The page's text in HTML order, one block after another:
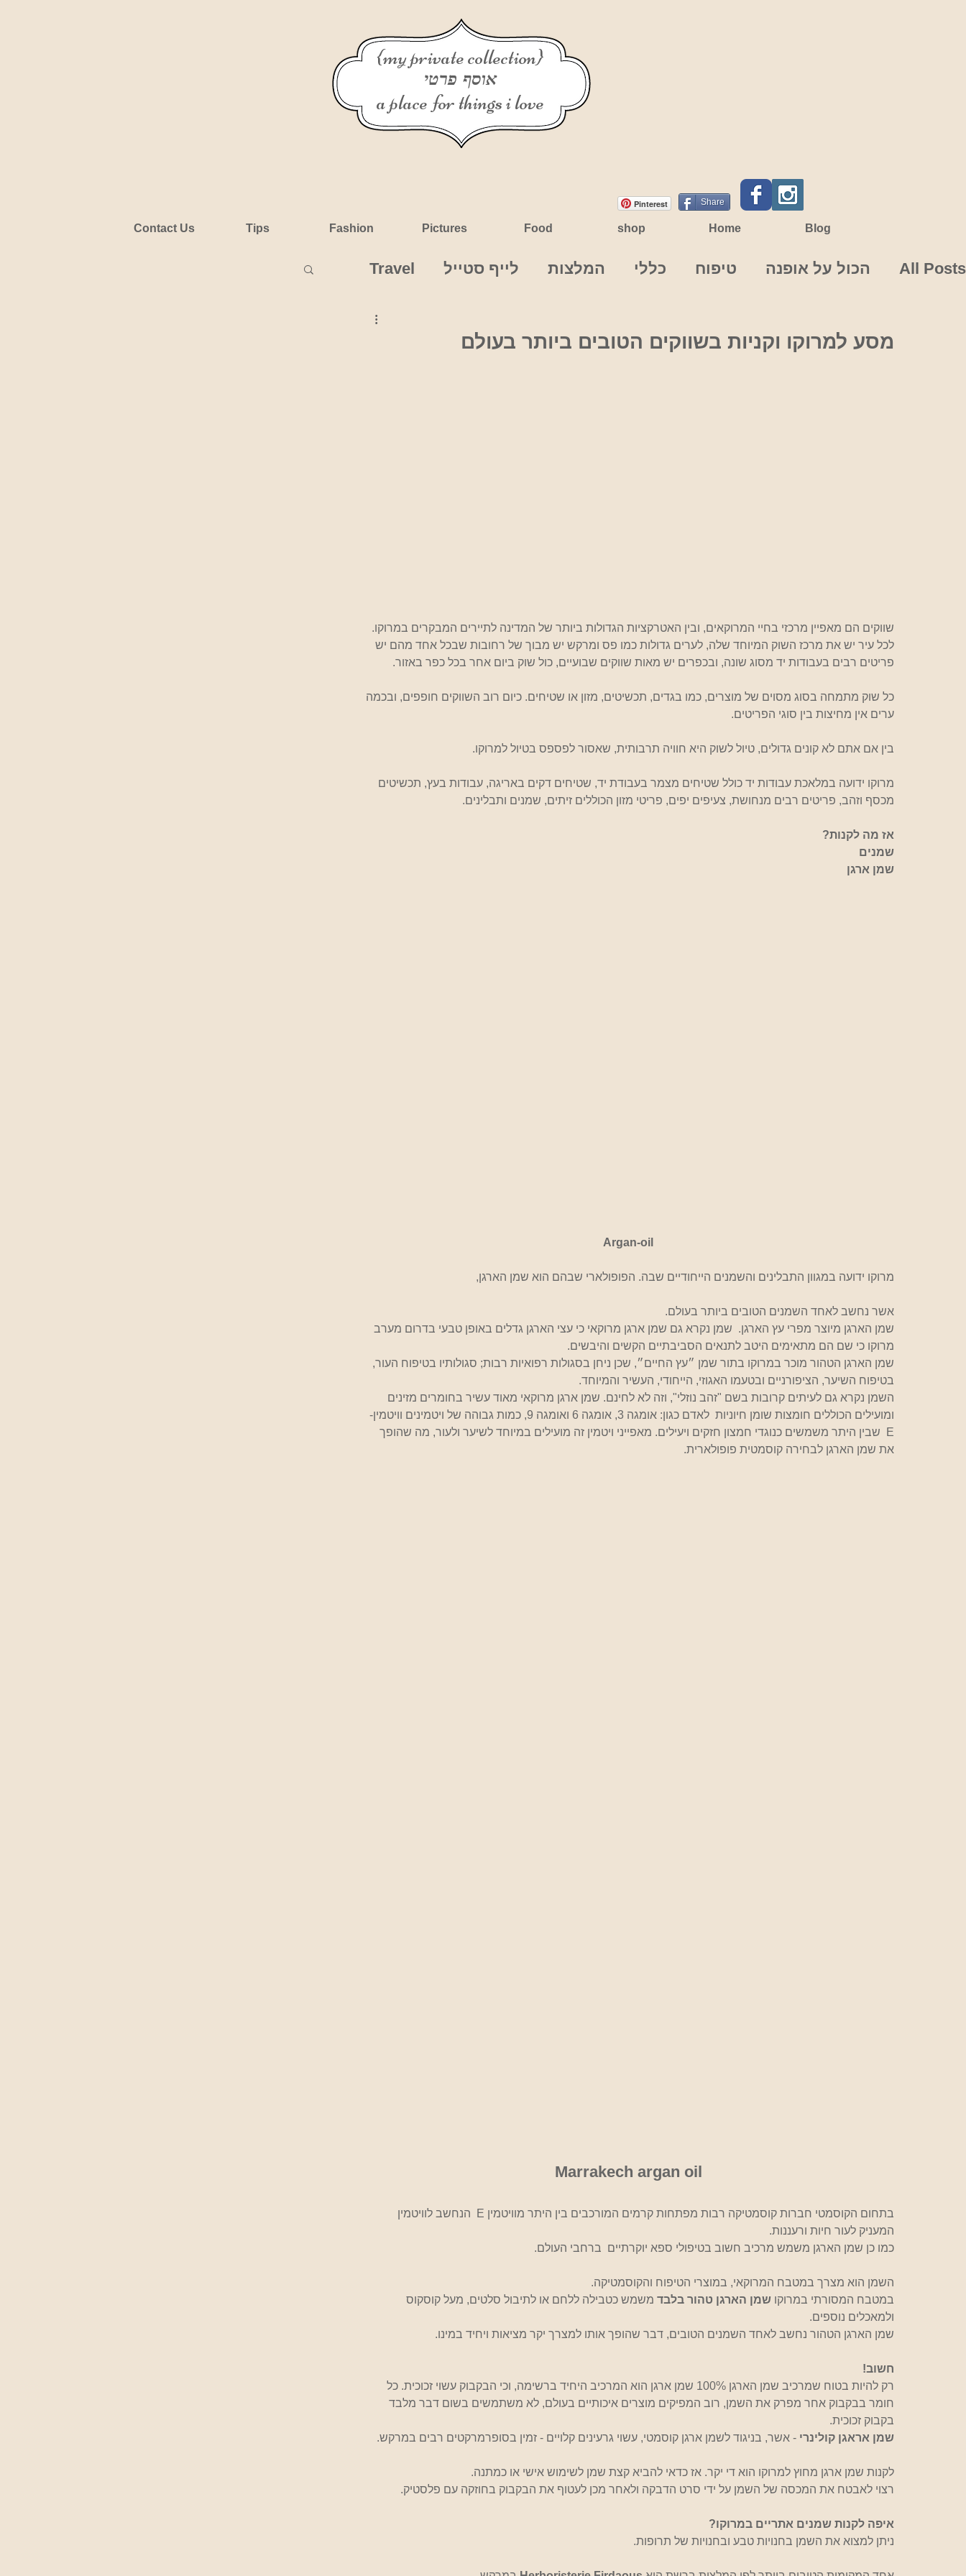
Contact Us Tips Fashion Pictures Food shop Home Blog
All Posts הכול על אופנה טיפוח כללי המלצות לייף סטייל Travel
מסע למרוקו וקניות בשווקים הטובים ביותר בעולם
שווקים הם מאפיין מרכזי בחיי המרוקאים, ובין האטרקציות הגדולות ביותר של המדינה לתיירים המבקרים במרוקו.
לכל עיר יש את מרכז השוק המיוחד שלה, לערים גדולות כמו פס ומרקש יש מבוך של רחובות שבכל אחד מהם יש
פריטים רבים בעבודות יד מסוג שונה, ובכפרים יש מאות שווקים שבועיים, כול שוק ביום אחר בכל כפר באזור.
כל שוק מתמחה בסוג מסוים של מוצרים, כמו בגדים, תכשיטים, מזון או שטיחים. כיום רוב השווקים חופפים, ובכמה
ערים אין מחיצות בין סוגי הפריטים.
בין אם אתם לא קונים גדולים, טיול לשוק היא חוויה תרבותית, שאסור לפספס בטיול למרוקו.
מרוקו ידועה במלאכת עבודות יד כולל שטיחים מצמר בעבודת יד, שטיחים דקים באריגה, עבודות בעץ, תכשיטים
מכסף וזהב, פריטים רבים מנחושת, צעיפים יפים, פריטי מזון הכוללים זיתים, שמנים ותבלינים.
אז מה לקנות?
שמנים
שמן ארגן
Argan-oil
מרוקו ידועה במגוון התבלינים והשמנים הייחודיים שבה. הפופולארי שבהם הוא שמן הארגן,
אשר נחשב לאחד השמנים הטובים ביותר בעולם.
שמן הארגן מיוצר מפרי עץ הארגן.  שמן נקרא גם שמן ארגן מרוקאי כי עצי הארגן גדלים באופן טבעי בדרום מערב
מרוקו כי שם הם מתאימים היטב לתנאים הסביבתיים הקשים והיבשים.
שמן הארגן הטהור מוכר במרוקו בתור שמן ״עץ החיים״, שכן ניחן בסגולות רפואיות רבות; סגולותיו בטיפוח העור,
בטיפוח השיער, הציפורניים ובטעמו האגוזי, הייחודי, העשיר והמיוחד.
השמן נקרא גם לעיתים קרובות בשם "זהב נוזלי", וזה לא לחינם. שמן ארגן מרוקאי מאוד עשיר בחומרים מזינים
ומועילים הכוללים חומצות שומן חיוניות  לאדם כגון: אומגה 3, אומגה 6 ואומגה 9, כמות גבוהה של ויטמינים וויטמין-
E  שבין היתר משמשים כנוגדי חמצון חזקים ויעילים. מאפייני ויטמין זה מועילים במיוחד לשיער ולעור, מה שהופך
את שמן הארגן לבחירה קוסמטית פופולארית.
Marrakech argan oil
בתחום הקוסמטי חברות קוסמטיקה רבות מפתחות קרמים המורכבים בין היתר מוויטמין E  הנחשב לוויטמין
המעניק לעור חיות ורעננות.
כמו כן שמן הארגן משמש מרכיב חשוב בטיפולי ספא יוקרתיים  ברחבי העולם.
השמן הוא מצרך במטבח המרוקאי, במוצרי הטיפוח והקוסמטיקה.
במטבח המסורתי במרוקו שמן הארגן טהור בלבד משמש כטבילה ללחם או לתיבול סלטים, מעל קוסקוס
ולמאכלים נוספים.
שמן הארגן הטהור נחשב לאחד השמנים הטובים, דבר שהופך אותו למצרך יקר מציאות ויחיד במינו.
חשוב!
רק להיות בטוח שמרכיב שמן הארגן 100% שמן ארגן הוא המרכיב היחיד ברשימה, וכי הבקבוק עשוי זכוכית. כל
חומר בבקבוק אחר מפרק את השמן, רוב המפיקים מוצרים איכותיים בעולם, לא משתמשים בשום דבר מלבד
בקבוק זכוכית.
שמן אראגן קולינרי - אשר, בניגוד לשמן ארגן קוסמטי, עשוי גרעינים קלויים - זמין בסופרמרקטים רבים במרקש.
לקנות שמן ארגן מחוץ למרוקו הוא די יקר. אז כדאי להביא קצת שמן לשימוש אישי או כמתנה.
רצוי לאבטח את המכסה של השמן על ידי סרט הדבקה ולאחר מכן לעטוף את הבקבוק בחוזקה עם פלסטיק.
איפה לקנות שמנים אתריים במרוקו?
ניתן למצוא את השמן בחנויות טבע ובחנויות של תרופות.
{my private collection}
אוסף פרטי
a place for things i love
Pinterest Share